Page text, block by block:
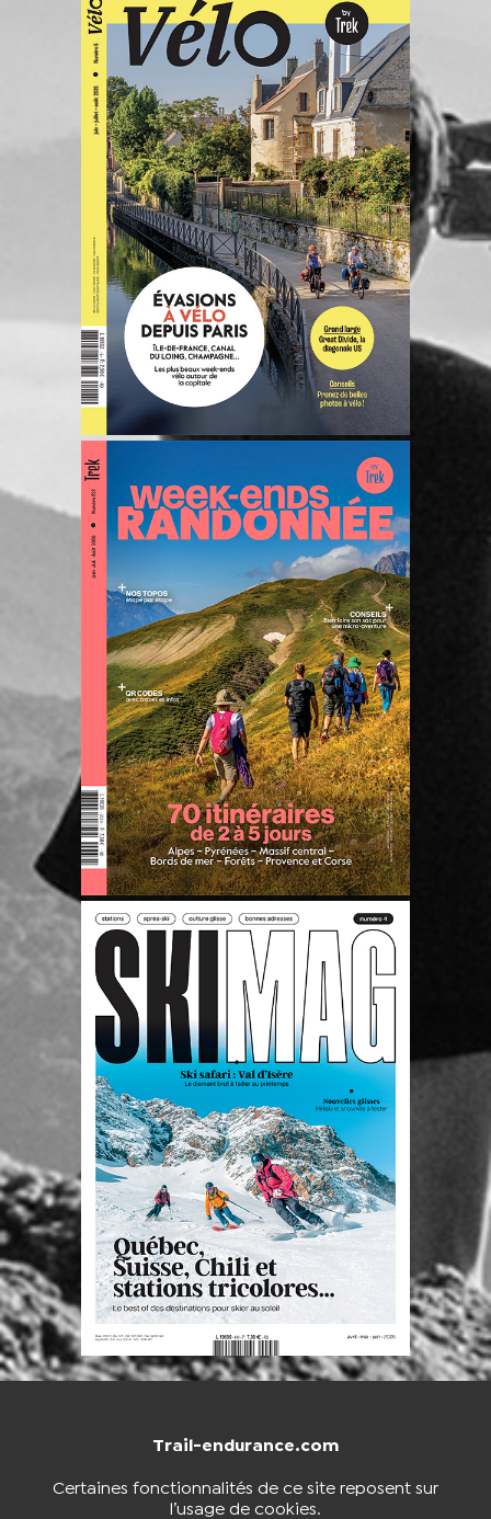
Trail-endurance.com
Certaines fonctionnalités de ce site reposent sur
l’usage de cookies.
NOUS CONTACTER BOUTIQUE